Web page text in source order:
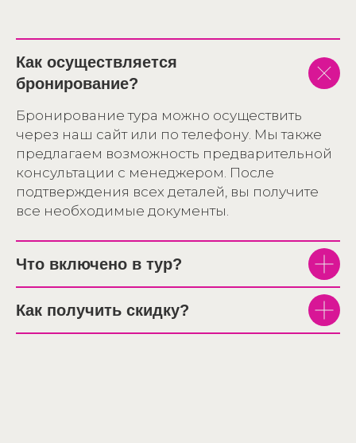
Как осуществляется
бронирование?
Бронирование тура можно осуществить
через наш сайт или по телефону. Мы также
предлагаем возможность предварительной
консультации с менеджером. После
подтверждения всех деталей, вы получите
все необходимые документы.
Что включено в тур?
Как получить скидку?